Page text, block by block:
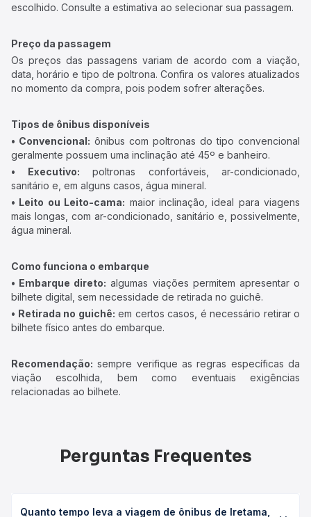
escolhido. Consulte a estimativa ao selecionar sua passagem.
Preço da passagem
Os preços das passagens variam de acordo com a viação,
data, horário e tipo de poltrona. Confira os valores atualizados
no momento da compra, pois podem sofrer alterações.
Tipos de ônibus disponíveis
• Convencional: ônibus com poltronas do tipo convencional
geralmente possuem uma inclinação até 45º e banheiro.
• Executivo: poltronas confortáveis, ar-condicionado,
sanitário e, em alguns casos, água mineral.
• Leito ou Leito-cama: maior inclinação, ideal para viagens
mais longas, com ar-condicionado, sanitário e, possivelmente,
água mineral.
Como funciona o embarque
• Embarque direto: algumas viações permitem apresentar o
bilhete digital, sem necessidade de retirada no guichê.
• Retirada no guichê: em certos casos, é necessário retirar o
bilhete físico antes do embarque.
Recomendação: sempre verifique as regras específicas da
viação escolhida, bem como eventuais exigências
relacionadas ao bilhete.
Perguntas Frequentes
Quanto tempo leva a viagem de ônibus de Iretama,